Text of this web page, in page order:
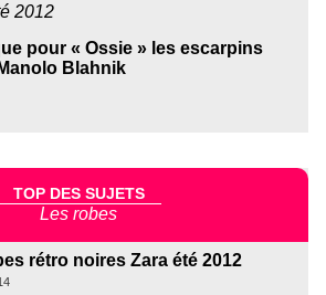
2012
pour « Ossie » les escarpins
Blahnik
TOP DES SUJETS
Les robes
rétro noires Zara été 2012